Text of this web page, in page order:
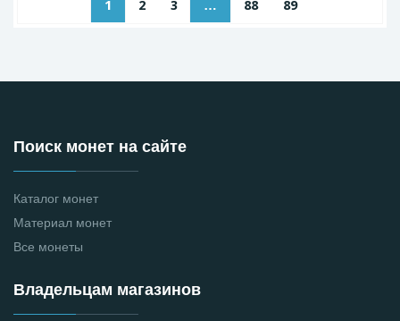
1 2 3 … 88 89
Поиск монет на сайте
Каталог монет
Материал монет
Все монеты
Владельцам магазинов